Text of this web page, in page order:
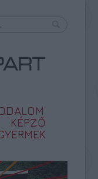
KÉPZŐ